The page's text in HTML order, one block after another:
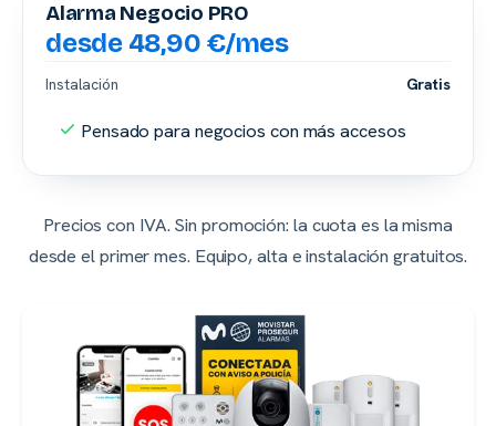
Alarma Negocio PRO
desde 48,90 €/mes
Instalación Gratis
Pensado para negocios con más accesos
Precios con IVA. Sin promoción: la cuota es la misma
desde el primer mes. Equipo, alta e instalación gratuitos.